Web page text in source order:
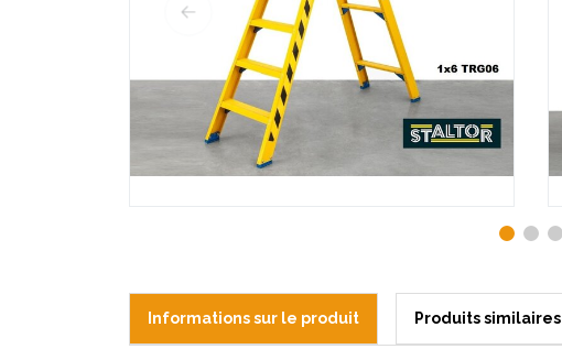
Informations sur le produit Produits similaires